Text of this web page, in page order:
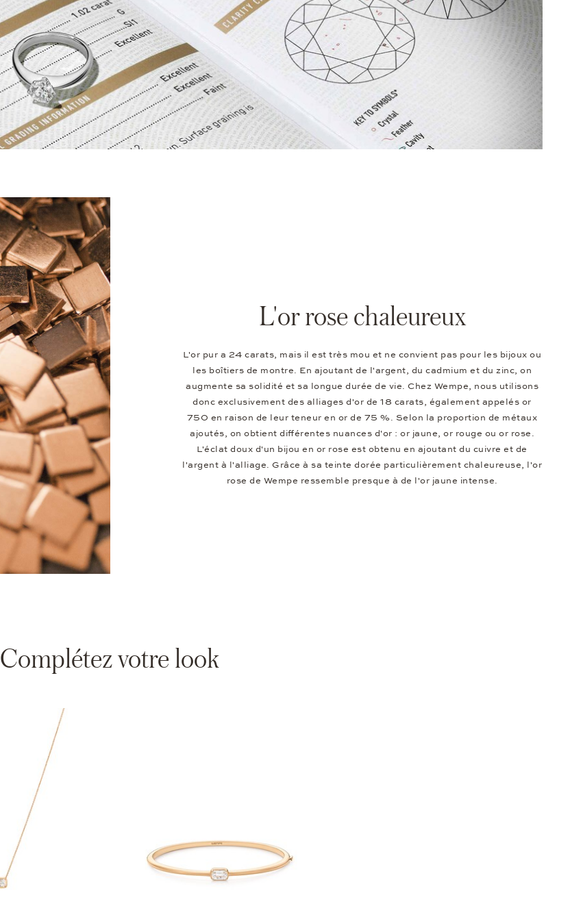
L'or rose chaleureux
L'or pur a 24 carats, mais il est très mou et ne convient pas pour les bijoux ou
les boîtiers de montre. En ajoutant de l'argent, du cadmium et du zinc, on
augmente sa solidité et sa longue durée de vie. Chez Wempe, nous utilisons
donc exclusivement des alliages d'or de 18 carats, également appelés or
750 en raison de leur teneur en or de 75 %. Selon la proportion de métaux
ajoutés, on obtient différentes nuances d'or : or jaune, or rouge ou or rose.
L'éclat doux d'un bijou en or rose est obtenu en ajoutant du cuivre et de
l'argent à l'alliage. Grâce à sa teinte dorée particulièrement chaleureuse, l'or
rose de Wempe ressemble presque à de l'or jaune intense.
Complétez votre look